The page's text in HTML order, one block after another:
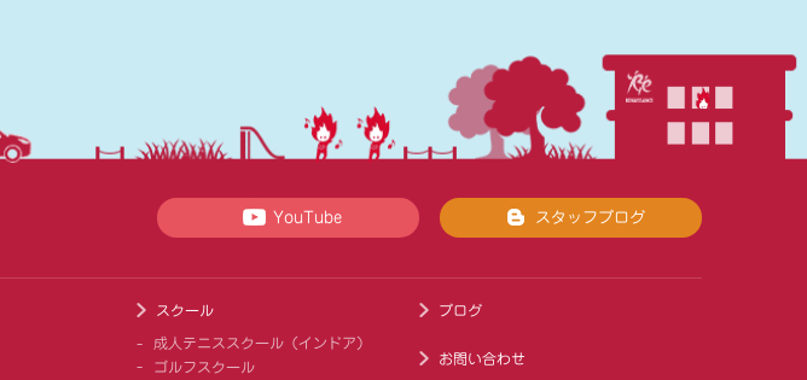
YouTube スタッフブログ
スクール
成人テニススクール（インドア）
ゴルフスクール
ブログ
お問い合わせ